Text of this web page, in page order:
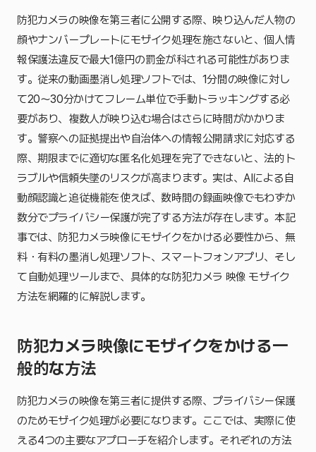
防犯カメラの映像を第三者に公開する際、映り込んだ人物の
顔やナンバープレートにモザイク処理を施さないと、個人情
報保護法違反で最大1億円の罰金が科される可能性がありま
す。従来の動画墨消し処理ソフトでは、1分間の映像に対し
て20〜30分かけてフレーム単位で手動トラッキングする必
要があり、複数人が映り込む場合はさらに時間がかかりま
す。警察への証拠提出や自治体への情報公開請求に対応する
際、期限までに適切な匿名化処理を完了できないと、法的ト
ラブルや信頼失墜のリスクが高まります。実は、AIによる自
動顔認識と追従機能を使えば、数時間の録画映像でもわずか
数分でプライバシー保護が完了する方法が存在します。本記
事では、防犯カメラ映像にモザイクをかける必要性から、無
料・有料の墨消し処理ソフト、スマートフォンアプリ、そし
て自動処理ツールまで、具体的な防犯カメラ 映像 モザイク
方法を網羅的に解説します。
防犯カメラ映像にモザイクをかける一
般的な方法
防犯カメラの映像を第三者に提供する際、プライバシー保護
のためモザイク処理が必要になります。ここでは、実際に使
える4つの主要なアプローチを紹介します。それぞれの方法